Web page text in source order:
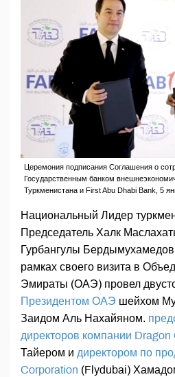
Церемония подписания Соглашения о
Государственным банком
Туркменистана и First Abu Dhabi Bank, 5
Национальный Лидер
Председатель Халк
Гурбангулы
рамках своего визита в
Эмираты (ОАЭ) провел
Президентом ОАЭ шейхом
Заидом Аль Нахайяном.
директоров компании Dragon
Тайером и директором по
Corporation (Flydubai)